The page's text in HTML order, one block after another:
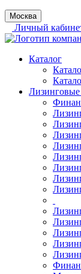
Москва
Личный
Каталог